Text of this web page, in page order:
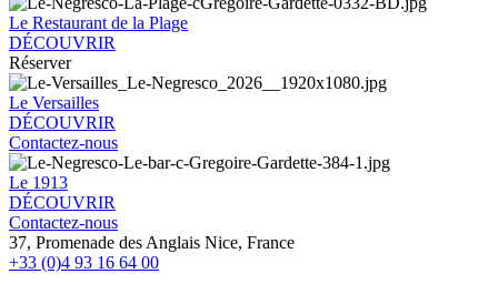
Le Restaurant de la Plage
DÉCOUVRIR
Réserver
Le Versailles
DÉCOUVRIR
Contactez-nous
Le 1913
DÉCOUVRIR
Contactez-nous
37, Promenade des Anglais Nice, France
+33 (0)4 93 16 64 00